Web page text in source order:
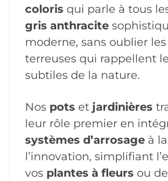
coloris qui parle à tous
gris anthracite
moderne, sans oublier
terreuses qui rappellent
subtiles de la nature.
Nos pots et jardinières
leur rôle premier en
systèmes d’arrosage à
l’innovation, simplifiant
vos plantes à fleurs ou